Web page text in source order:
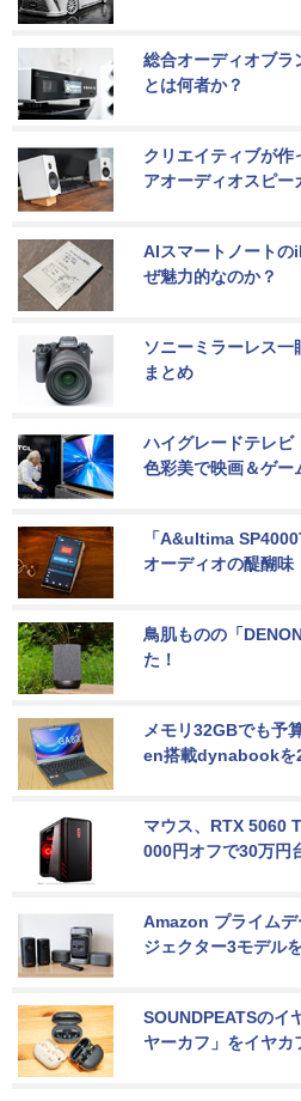
総合オーディオブラ
とは何者か？
クリエイティブが作
アオーディオスピー
AIスマートノート
ぜ魅力的なのか？
ソニーミラーレス
まとめ
ハイグレードテレ
色彩美で映画＆ゲー
「A&ultima
オーディオの醍醐味
鳥肌ものの「
た！
メモリ32GBでも予
en搭載dynabookを
マウス、RTX 5060
000円オフで30万円
Amazon プライム
ジェクター3モデル
SOUNDPEATSのイ
ヤーカフ」をイヤカ